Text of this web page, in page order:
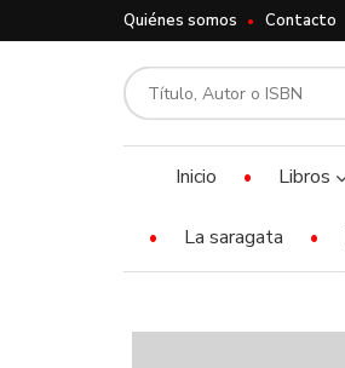
Quiénes somos Contacto
Inicio Libros
La saragata